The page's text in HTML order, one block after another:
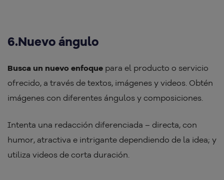
6.Nuevo ángulo
Busca un nuevo enfoque para el producto o servicio
ofrecido, a través de textos, imágenes y videos. Obtén
imágenes con diferentes ángulos y composiciones.
Intenta una redacción diferenciada – directa, con
humor, atractiva e intrigante dependiendo de la idea; y
utiliza videos de corta duración.